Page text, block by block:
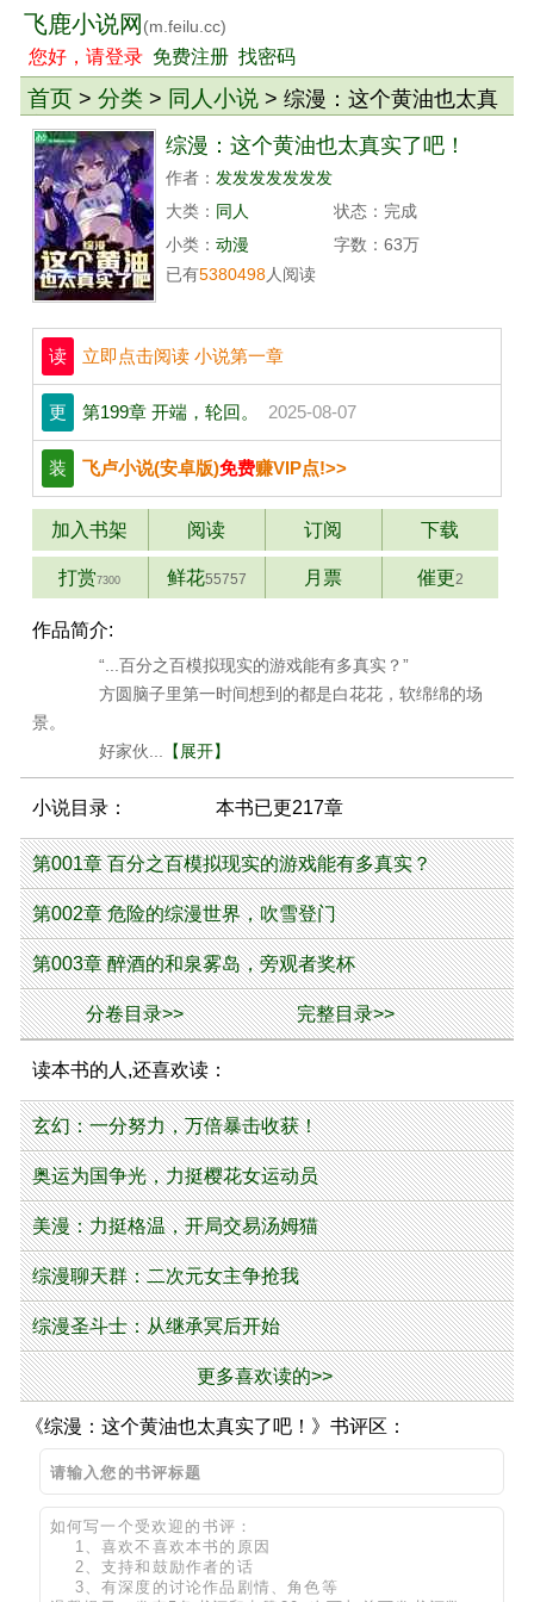
飞鹿小说网 (m.feilu.cc)
您好，请登录 免费注册 找密码
首页 > 分类 > 同人小说 > 综漫：这个黄油也太真
实了吧！
综漫：这个黄油也太真实了吧！
作者： 发发发发发发发
大类： 同人
状态：完成
小类： 动漫
字数：63万
已有5380498人阅读
读 立即点击阅读 小说第一章
更 第199章 开端，轮回。 2025-08-07
装 飞卢小说(安卓版)免费赚VIP点!>>
加入书架 阅读 订阅 下载
打赏7300 鲜花55757 月票 催更2
作品简介:
“...百分之百模拟现实的游戏能有多真实？”
方圆脑子里第一时间想到的都是白花花，软绵绵的场
景。
好家伙...
【展开】
小说目录： 本书已更217章
第001章 百分之百模拟现实的游戏能有多真实？
第002章 危险的综漫世界，吹雪登门
第003章 醉酒的和泉雾岛，旁观者奖杯
分卷目录>> 完整目录>>
读本书的人,还喜欢读：
玄幻：一分努力，万倍暴击收获！
奥运为国争光，力挺樱花女运动员
美漫：力挺格温，开局交易汤姆猫
综漫聊天群：二次元女主争抢我
综漫圣斗士：从继承冥后开始
更多喜欢读的>>
《综漫：这个黄油也太真实了吧！》书评区：